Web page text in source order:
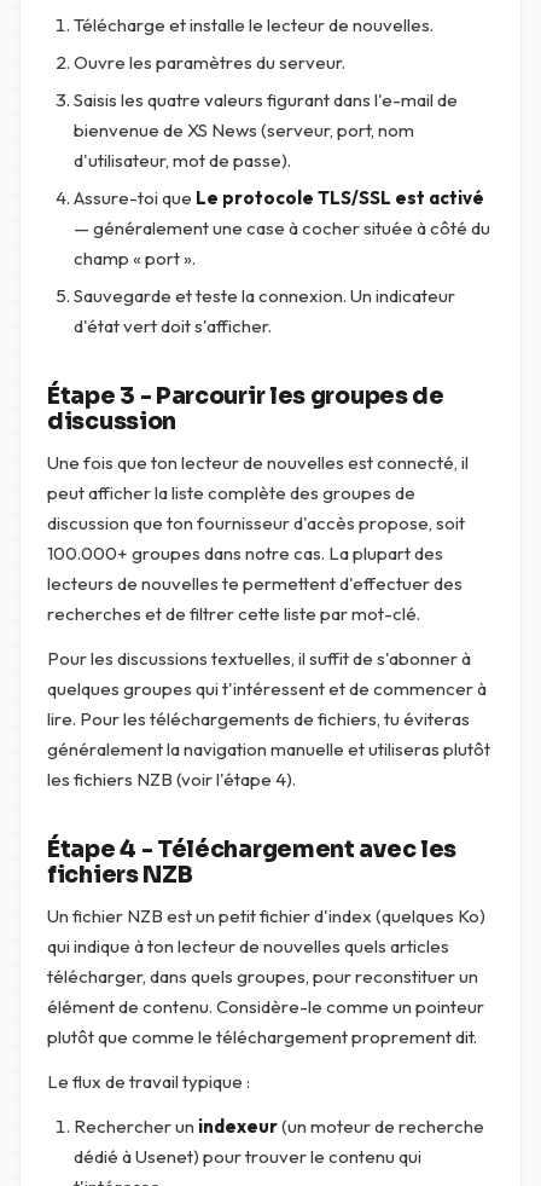
Télécharge et installe le lecteur de nouvelles.
Ouvre les paramètres du serveur.
Saisis les quatre valeurs figurant dans l'e-mail de
bienvenue de XS News (serveur, port, nom
d'utilisateur, mot de passe).
Assure-toi que Le protocole TLS/SSL est activé
— généralement une case à cocher située à côté du
champ « port ».
Sauvegarde et teste la connexion. Un indicateur
d'état vert doit s'afficher.
Étape 3 - Parcourir les groupes de
discussion
Une fois que ton lecteur de nouvelles est connecté, il
peut afficher la liste complète des groupes de
discussion que ton fournisseur d'accès propose, soit
100.000+ groupes dans notre cas. La plupart des
lecteurs de nouvelles te permettent d'effectuer des
recherches et de filtrer cette liste par mot-clé.
Pour les discussions textuelles, il suffit de s'abonner à
quelques groupes qui t'intéressent et de commencer à
lire. Pour les téléchargements de fichiers, tu éviteras
généralement la navigation manuelle et utiliseras plutôt
les fichiers NZB (voir l'étape 4).
Étape 4 - Téléchargement avec les
fichiers NZB
Un fichier NZB est un petit fichier d'index (quelques Ko)
qui indique à ton lecteur de nouvelles quels articles
télécharger, dans quels groupes, pour reconstituer un
élément de contenu. Considère-le comme un pointeur
plutôt que comme le téléchargement proprement dit.
Le flux de travail typique :
Rechercher un indexeur(un moteur de recherche
dédié à Usenet) pour trouver le contenu qui